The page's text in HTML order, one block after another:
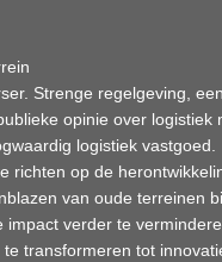
Strenge regelgeving,
opinie over logistiek
logistiek
richten op de
van oude terreinen
impact verder te
transformeren tot